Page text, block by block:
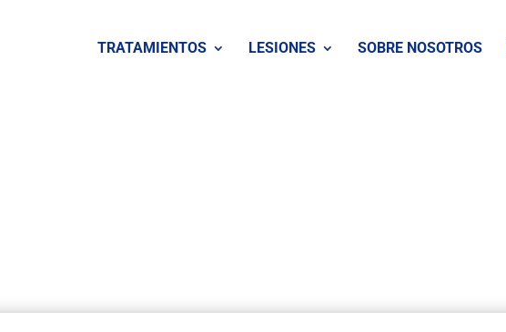
TRATAMIENTOS LESIONES SOBRE NOSOTROS